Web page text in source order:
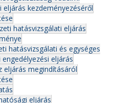
eljárás kezdeményezéséről
hatásvizsgálati eljárás
hatásvizsgálati és egységes
eljárás
eljárás megindításáról
eljárás